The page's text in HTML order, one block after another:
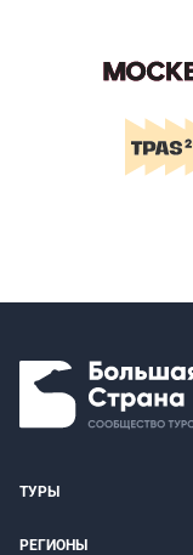
ТУРЫ
РЕГИОНЫ